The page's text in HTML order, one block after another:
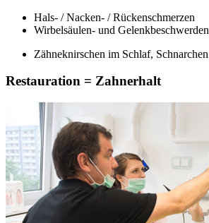
Hals- / Nacken- / Rückenschmerzen
Wirbelsäulen- und Gelenkbeschwerden
Zähneknirschen im Schlaf, Schnarchen
Restauration = Zahnerhalt